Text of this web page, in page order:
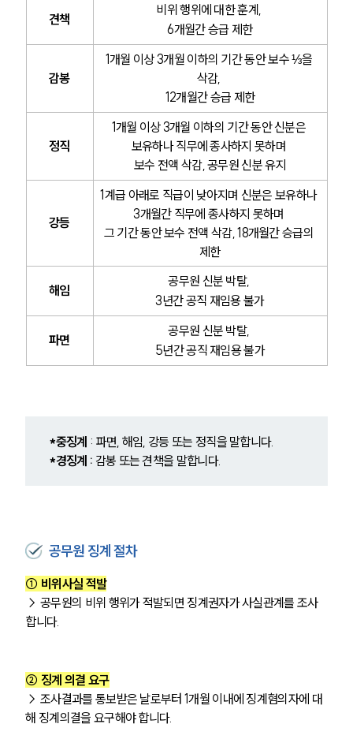
견책
비위 행위에 대한 훈계,
6개월간 승급 제한
감봉
1개월 이상 3개월 이하의 기간 동안 보수 ⅓을
삭감,
12개월간 승급 제한
정직
1개월 이상 3개월 이하의 기간 동안 신분은
보유하나 직무에 종사하지 못하며
보수 전액 삭감, 공무원 신분 유지
강등
1계급 아래로 직급이 낮아지며 신분은 보유하나
3개월간 직무에 종사하지 못하며
그 기간 동안 보수 전액 삭감, 18개월간 승급의
제한
해임
공무원 신분 박탈,
3년간 공직 재임용 불가
파면
공무원 신분 박탈,
5년간 공직 재임용 불가
*중징계 : 파면, 해임, 강등 또는 정직을 말합니다.
*경징계 : 감봉 또는 견책을 말합니다.
공무원 징계 절차
① 비위사실 적발
→ 공무원의 비위 행위가 적발되면 징계권자가 사실관계를 조사
합니다.
② 징계 의결 요구
→ 조사결과를 통보받은 날로부터 1개월 이내에 징계혐의자에 대
해 징계의결을 요구해야 합니다.